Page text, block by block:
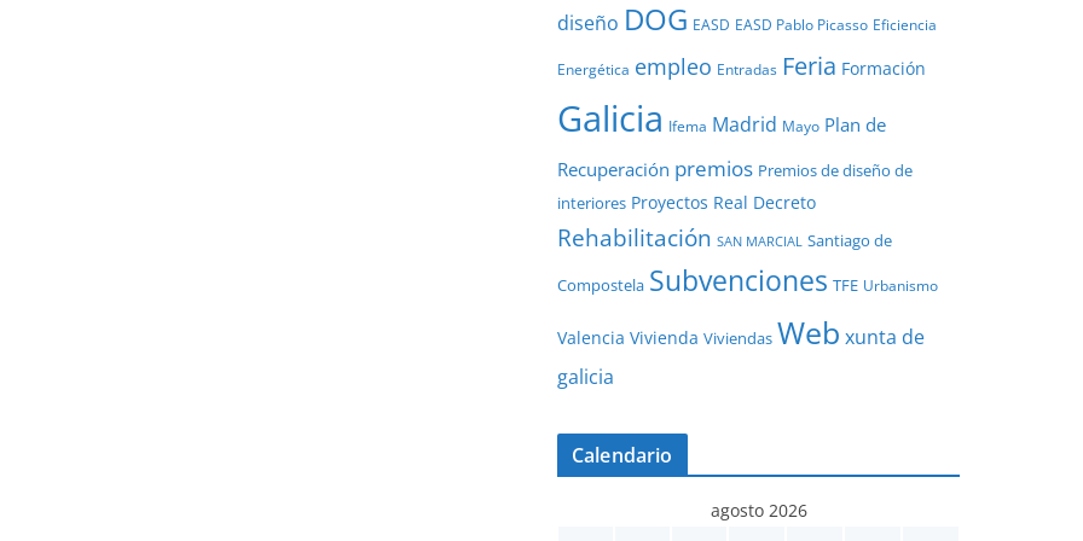
diseño DOG EASD EASD Pablo Picasso Eficiencia
Energética empleo Entradas Feria Formación
Galicia Ifema Madrid Mayo Plan de
Recuperación premios Premios de diseño de
interiores Proyectos Real Decreto
Rehabilitación SAN MARCIAL Santiago de
Compostela Subvenciones TFE Urbanismo
Valencia Vivienda Viviendas Web xunta de
galicia
Calendario
agosto 2026